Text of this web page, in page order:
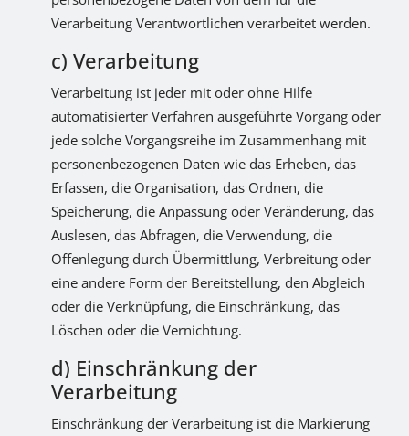
Verarbeitung Verantwortlichen verarbeitet werden.
c) Verarbeitung
Verarbeitung ist jeder mit oder ohne Hilfe
automatisierter Verfahren ausgeführte Vorgang oder
jede solche Vorgangsreihe im Zusammenhang mit
personenbezogenen Daten wie das Erheben, das
Erfassen, die Organisation, das Ordnen, die
Speicherung, die Anpassung oder Veränderung, das
Auslesen, das Abfragen, die Verwendung, die
Offenlegung durch Übermittlung, Verbreitung oder
eine andere Form der Bereitstellung, den Abgleich
oder die Verknüpfung, die Einschränkung, das
Löschen oder die Vernichtung.
d) Einschränkung der
Verarbeitung
Einschränkung der Verarbeitung ist die Markierung